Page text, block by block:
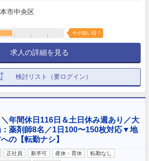
市中央区
今が狙い目！
求人の詳細を見る
検討リスト（要ログイン）
＼年間休日116日＆土日休み週あり／大
薬剤師8名／1日100〜150枚対応▼地
の【転勤ナシ】
正社員 新卒可 産休・育休
転勤なし